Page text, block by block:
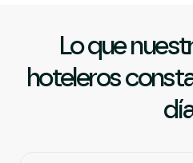
Lo que
hoteleros